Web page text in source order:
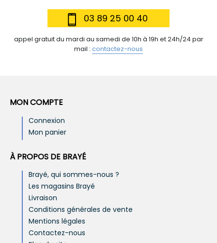
03 89 25 00 40
appel gratuit du mardi au samedi de 10h à 19h et 24h/24 par
mail : contactez-nous
MON COMPTE
Connexion
Mon panier
À PROPOS DE BRAYÉ
Brayé, qui sommes-nous ?
Les magasins Brayé
Livraison
Conditions générales de vente
Mentions légales
Contactez-nous